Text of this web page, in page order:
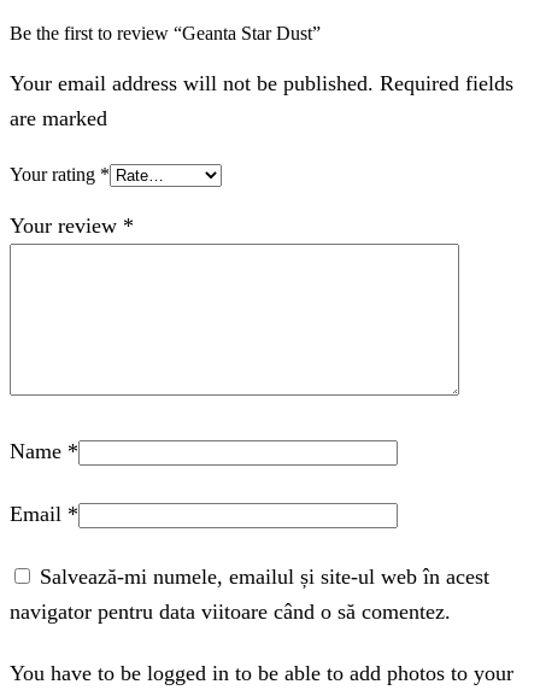
Be the first to review “Geanta Star Dust”
Your email address will not be published. Required fields
are marked
Your rating *
Your review *
Name *
Email *
Salvează-mi numele, emailul și site-ul web în acest
navigator pentru data viitoare când o să comentez.
You have to be logged in to be able to add photos to your